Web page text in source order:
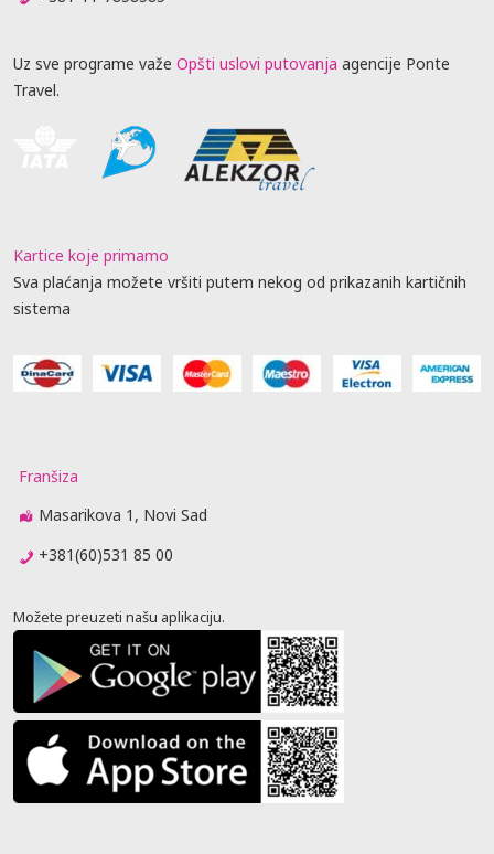
Uz sve programe važe Opšti uslovi putovanja agencije Ponte
Travel.
Kartice koje primamo
Sva plaćanja možete vršiti putem nekog od prikazanih kartičnih
sistema
Franšiza
Masarikova 1, Novi Sad
+381(60)531 85 00
Možete preuzeti našu aplikaciju.